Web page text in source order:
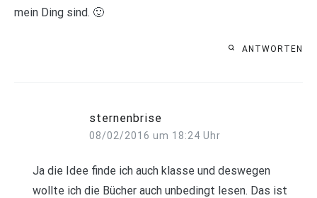
mein Ding sind. 🙂
ANTWORTEN
sternenbrise
08/02/2016 um 18:24 Uhr
Ja die Idee finde ich auch klasse und deswegen
wollte ich die Bücher auch unbedingt lesen. Das ist